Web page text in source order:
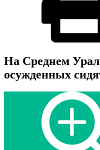
На Среднем
осужденных